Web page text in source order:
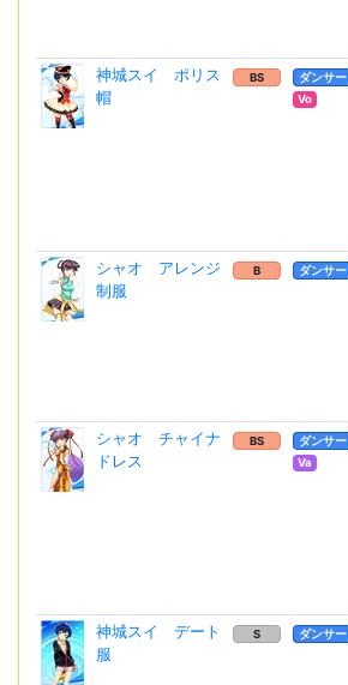
神城スイ ポリス
帽
BS
ダンサー
Vo
シャオ アレンジ
制服
B ダンサー
シャオ チャイナ
ドレス
BS
ダンサー
Va
神城スイ デート
服
S ダンサー